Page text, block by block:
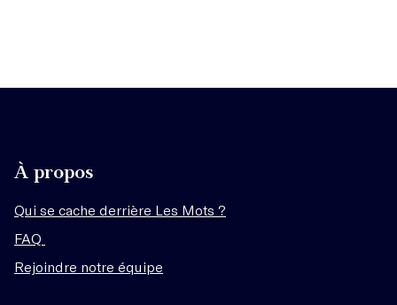
À propos
Qui se cache derrière Les Mots ?
FAQ
Rejoindre notre équipe